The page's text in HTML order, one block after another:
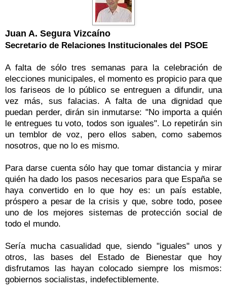
Juan A. Segura Vizcaíno
Secretario de Relaciones Institucionales del PSOE
A falta de sólo tres semanas para la celebración de
elecciones municipales, el momento es propicio para que
los fariseos de lo público se entreguen a difundir, una
vez más, sus falacias. A falta de una dignidad que
puedan perder, dirán sin inmutarse: "No importa a quién
le entregues tu voto, todos son iguales". Lo repetirán sin
un temblor de voz, pero ellos saben, como sabemos
nosotros, que no lo es mismo.
Para darse cuenta sólo hay que tomar distancia y mirar
quién ha dado los pasos necesarios para que España se
haya convertido en lo que hoy es: un país estable,
próspero a pesar de la crisis y que, sobre todo, posee
uno de los mejores sistemas de protección social de
todo el mundo.
Sería mucha casualidad que, siendo "iguales" unos y
otros, las bases del Estado de Bienestar que hoy
disfrutamos las hayan colocado siempre los mismos:
gobiernos socialistas, indefectiblemente.